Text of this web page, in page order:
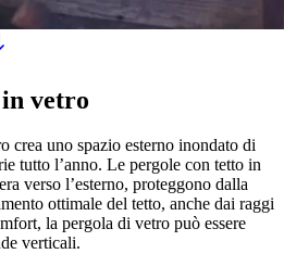
vetro
crea uno spazio esterno inondato di
tutto l’anno. Le pergole con tetto in
verso l’esterno, proteggono dalla
ottimale del tetto, anche dai raggi
la pergola di vetro può essere
verticali.